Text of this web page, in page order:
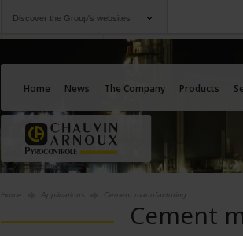
Discover the Group's websites
Chauvin Arnoux
Companies
An offering to serve your
Home News The Company Products
Home Applications Cement manufacturing
Cement